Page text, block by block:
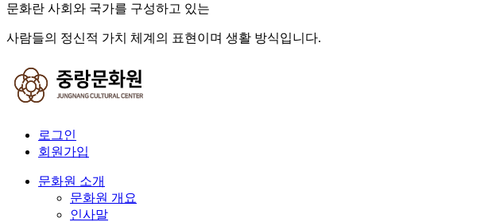
문화란 사회와 국가를 구성하고 있는
사람들의 정신적 가치 체계의 표현이며 생활 방식입니다.
로그인
회원가입
문화원 소개
문화원 개요
인사말